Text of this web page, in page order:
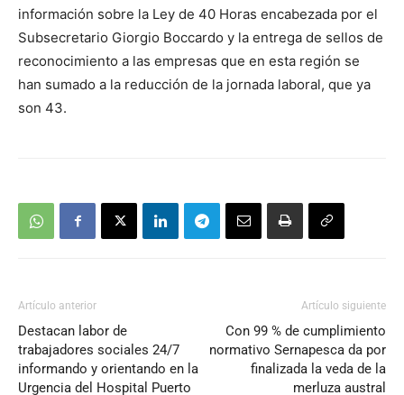
información sobre la Ley de 40 Horas encabezada por el
Subsecretario Giorgio Boccardo y la entrega de sellos de
reconocimiento a las empresas que en esta región se
han sumado a la reducción de la jornada laboral, que ya
son 43.
Artículo anterior
Destacan labor de
trabajadores sociales 24/7
informando y orientando en la
Urgencia del Hospital Puerto
Artículo siguiente
Con 99 % de cumplimiento
normativo Sernapesca da por
finalizada la veda de la
merluza austral